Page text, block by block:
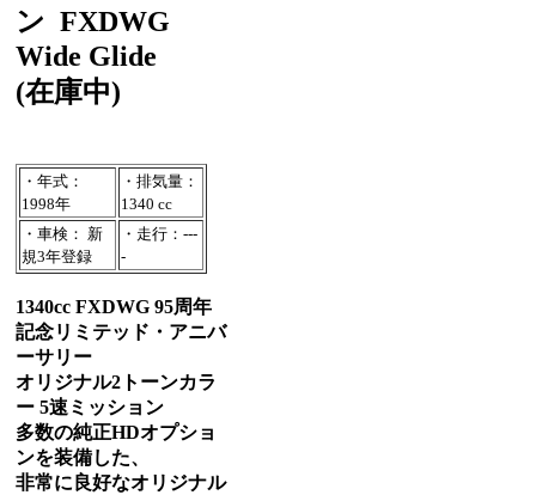
ン FXDWG
Wide Glide
(在庫中)
・年式：
1998年
・排気量：
1340 cc
・車検： 新
規3年登録
・走行：---
-
1340cc FXDWG 95周年
記念リミテッド・アニバ
ーサリー
オリジナル2トーンカラ
ー 5速ミッション
多数の純正HDオプショ
ンを装備した、
非常に良好なオリジナル